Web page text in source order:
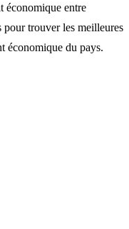
économique entre
pour trouver les meilleures
économique du pays.